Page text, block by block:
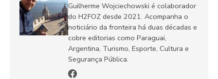
Guilherme Wojciechowski é colaborador
do H2FOZ desde 2021. Acompanha o
noticiário da fronteira há duas décadas e
cobre editorias como Paraguai,
Argentina, Turismo, Esporte, Cultura e
Segurança Pública.